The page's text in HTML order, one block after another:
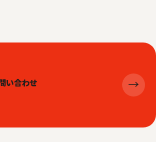
い合わせ →